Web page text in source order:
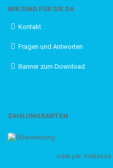
WIR SIND FÜR SIE DA
Kontakt
Fragen und Antworten
Banner zum Download
ZAHLUNGSARTEN
oder per Vorkasse